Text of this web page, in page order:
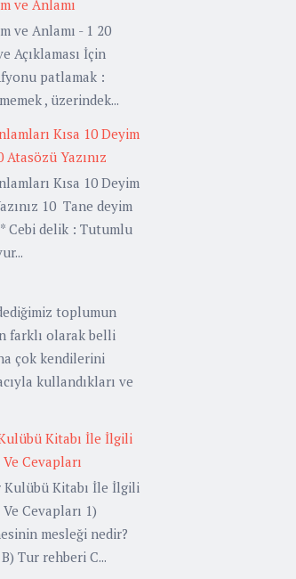
ve Anlamı
ve Anlamı - 1 20
Açıklaması İçin
patlamak :
, üzerindek...
Kısa 10 Deyim
Atasözü Yazınız
Kısa 10 Deyim
10 Tane deyim
Cebi delik : Tutumlu
toplumun
farklı olarak belli
çok kendilerini
kullandıkları ve
Kitabı İle İlgili
Cevapları
Kulübü Kitabı İle İlgili
Cevapları 1)
mesleği nedir?
Tur rehberi C...